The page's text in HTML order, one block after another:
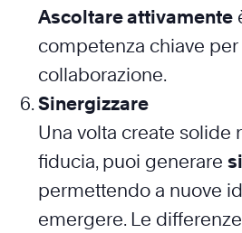
Ascoltare attivamente
competenza chiave per
collaborazione.
Sinergizzare
Una volta create solide
fiducia, puoi generare
permettendo a nuove
emergere. Le